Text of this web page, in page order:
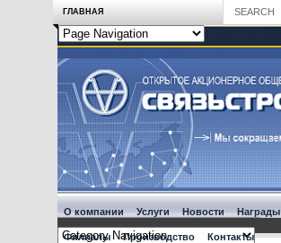
ГЛАВНАЯ
О компании Услуги Новости Награды
Филиалы Производство Контакты